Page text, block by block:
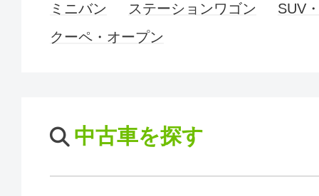
ミニバン
ステーションワゴン
SUV
クーペ・オープン
中古車を探す